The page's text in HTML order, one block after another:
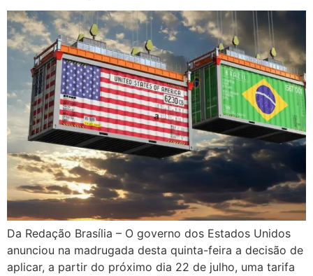
Da Redação Brasília – O governo dos Estados Unidos
anunciou na madrugada desta quinta-feira a decisão de
aplicar, a partir do próximo dia 22 de julho, uma tarifa